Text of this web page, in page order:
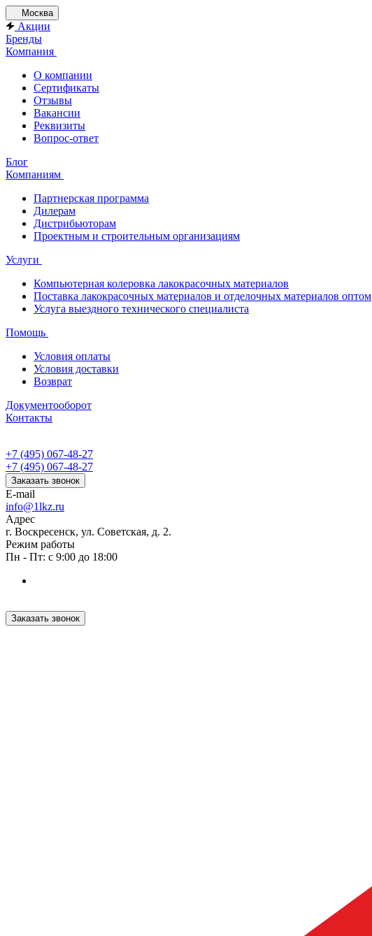
Москва
Акции
Бренды
Компания
О компании
Сертификаты
Отзывы
Вакансии
Реквизиты
Вопрос-ответ
Блог
Компаниям
Партнерская программа
Дилерам
Дистрибьюторам
Проектным и строительным организациям
Услуги
Компьютерная колеровка лакокрасочных материалов
Поставка лакокрасочных материалов и отделочных материалов оптом
Услуга выездного технического специалиста
Помощь
Условия оплаты
Условия доставки
Возврат
Документооборот
Контакты
+7 (495) 067-48-27
+7 (495) 067-48-27
Заказать звонок
E-mail
info@1lkz.ru
Адрес
г. Воскресенск, ул. Советская, д. 2.
Режим работы
Пн - Пт: с 9:00 до 18:00
Заказать звонок